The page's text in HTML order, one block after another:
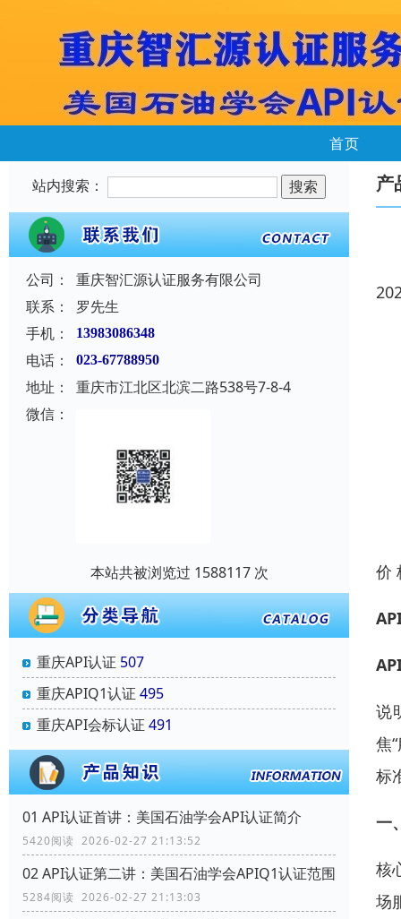
首页
站内搜索：
公司：
重庆智汇源认证服务有限公司
联系：
罗先生
手机：
13983086348
电话： 023-67788950
地址：
重庆市江北区北滨二路538号7-8-4
微信：
本站共被浏览过 1588117 次
重庆API认证 507
重庆APIQ1认证 495
重庆API会标认证 491
01 API认证首讲：美国石油学会API认证简介
5420阅读 2026-02-27 21:13:52
02 API认证第二讲：美国石油学会APIQ1认证范围
5284阅读 2026-02-27 21:13:03
产
价
说
焦
标
一
核
场